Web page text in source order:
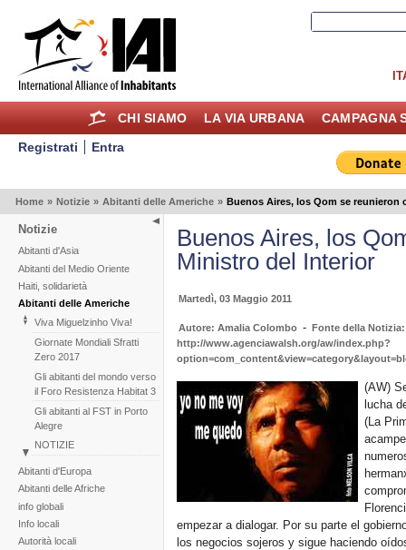
CHI SIAMO LA VIA URBANA CAMPAGNA
Registrati Entra
Home » Notizie » Abitanti delle Americhe » Buenos Aires, los Qom se reunieron
Notizie
Abitanti d'Asia
Abitanti del Medio Oriente
Haiti, solidarietà
Abitanti delle Americhe
Viva Miguelzinho Viva!
Giornate Mondiali Sfratti
Zero 2017
Gli abitanti del mondo verso
il Foro Resistenza Habitat 3
Gli abitanti al FST in Porto
Alegre
NOTIZIE
popolari di Huascar
la tragedia de la tormenta
Noel
Abitanti d'Europa
Abitanti delle Afriche
info globali
Info locali
Autorità locali
Buenos Aires, los
Ministro del Interior
Martedì, 03 Maggio 2011
Autore: Amalia Colombo - Fonte della
http://www.agenciawalsh.org/aw/index.php?
(AW)
lucha
(La
empezar a dialogar. Por su parte el
los negocios sojeros y sigue haciendo